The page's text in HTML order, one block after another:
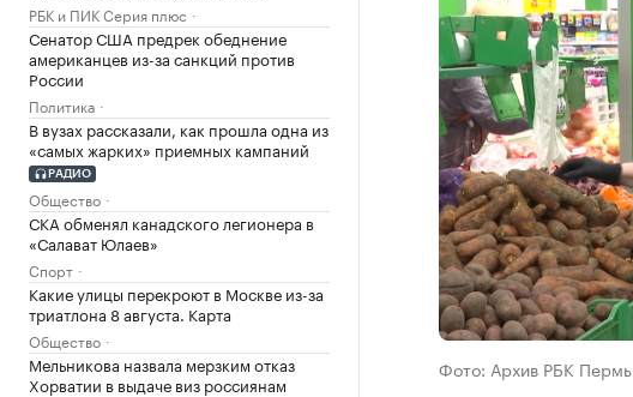
РБК и ПИК Серия плюс
Сенатор США предрек обеднение
американцев из-за санкций против
России
Политика
В вузах рассказали, как прошла одна из
«самых жарких» приемных кампаний
РАДИО
Общество
СКА обменял канадского легионера в
«Салават Юлаев»
Спорт
Какие улицы перекроют в Москве из-за
триатлона 8 августа. Карта
Общество
Мельникова назвала мерзким отказ
Хорватии в выдаче виз россиянам
Фото: Архив РБК Пермь